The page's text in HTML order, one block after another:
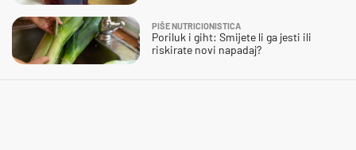
PIŠE NUTRICIONISTICA
Poriluk i giht: Smijete li ga jesti ili
riskirate novi napadaj?